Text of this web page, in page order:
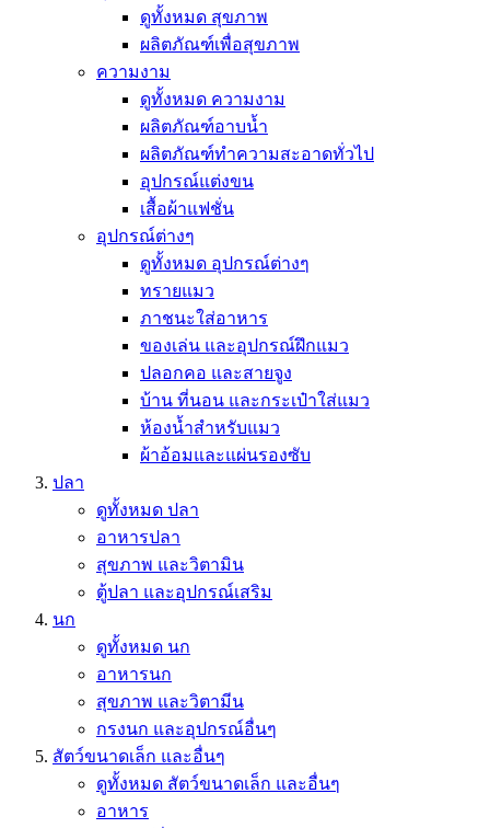
ดูทั้งหมด สุขภาพ
ผลิตภัณฑ์เพื่อสุขภาพ
ความงาม
ดูทั้งหมด ความงาม
ผลิตภัณฑ์อาบน้ำ
ผลิตภัณฑ์ทำความสะอาดทั่วไป
อุปกรณ์แต่งขน
เสื้อผ้าแฟชั่น
อุปกรณ์ต่างๆ
ดูทั้งหมด อุปกรณ์ต่างๆ
ทรายแมว
ภาชนะใส่อาหาร
ของเล่น และอุปกรณ์ฝึกแมว
ปลอกคอ และสายจูง
บ้าน ที่นอน และกระเป๋าใส่แมว
ห้องน้ำสำหรับแมว
ผ้าอ้อมและแผ่นรองซับ
ปลา
ดูทั้งหมด ปลา
อาหารปลา
สุขภาพ และวิตามิน
ตู้ปลา และอุปกรณ์เสริม
นก
ดูทั้งหมด นก
อาหารนก
สุขภาพ และวิตามีน
กรงนก และอุปกรณ์อื่นๆ
สัตว์ขนาดเล็ก และอื่นๆ
ดูทั้งหมด สัตว์ขนาดเล็ก และอื่นๆ
อาหาร